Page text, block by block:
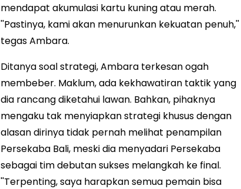
mendapat akumulasi kartu kuning atau merah.
''Pastinya, kami akan menurunkan kekuatan penuh,''
tegas Ambara.
Ditanya soal strategi, Ambara terkesan ogah
membeber. Maklum, ada kekhawatiran taktik yang
dia rancang diketahui lawan. Bahkan, pihaknya
mengaku tak menyiapkan strategi khusus dengan
alasan dirinya tidak pernah melihat penampilan
Persekaba Bali, meski dia menyadari Persekaba
sebagai tim debutan sukses melangkah ke final.
''Terpenting, saya harapkan semua pemain bisa